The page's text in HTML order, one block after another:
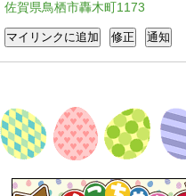
佐賀県鳥栖市轟木町1173